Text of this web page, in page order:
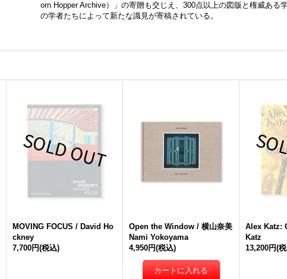
orn Hopper Archive）」の寄贈も交じえ、300点以上の図版と権威ある
の学者たちによって新たな識見が寄稿されている。
MOVING FOCUS / David Ho
ckney
7,700円(税込)
Open the Window / 横山奈美
Nami Yokoyama
4,950円(税込)
Alex Katz:
Katz
13,200円(